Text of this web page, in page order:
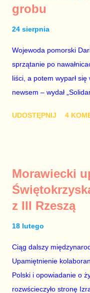
może nienawiść ta ma
Mistewicza. Nie wiem.
Koalicję Obywatelską i –
że chce być premierem.
robi. Szkalowanie
grobu
24 sierpnia
Wojewoda pomorski
sprzątanie po
liści, a potem wyparł się
newsem – wydał
Sierpniowych, co
przemian
Ci, którzy przespali
po prostu nie mieli
prawdziwych
zupełnie
po stronie
Kaczyński / fot. autor
Lecha Wałęs...
UDOSTĘPNIJ 4
Morawiecki
z III Rzeszą
18 lutego
Ciąg dalszy
Upamiętnienie
Polski i opowiadanie o
rozwścieczyło stronę